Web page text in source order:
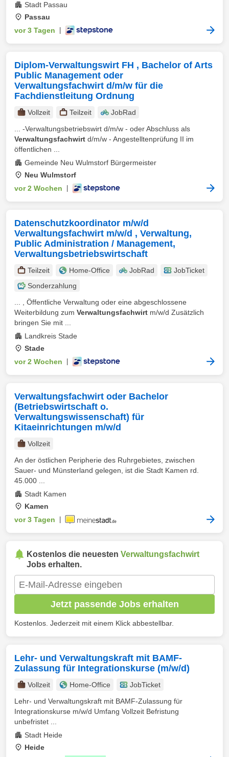
Stadt Passau
Passau
vor 3 Tagen
Diplom-Verwaltungswirt FH , Bachelor of Arts
Public Management oder
Verwaltungsfachwirt d/m/w für die
Fachdienstleitung Ordnung
Vollzeit Teilzeit
JobRad
... -Verwaltungsbetriebswirt d/m/w - oder Abschluss als
Verwaltungsfachwirt d/m/w - Angestelltenprüfung II im
öffentlichen ...
Gemeinde Neu Wulmstorf Bürgermeister
Neu Wulmstorf
vor 2 Wochen
Datenschutzkoordinator m/w/d
Verwaltungsfachwirt m/w/d , Verwaltung,
Public Administration / Management,
Verwaltungsbetriebswirtschaft
Teilzeit Home-Office JobRad
JobTicket
Sonderzahlung
... , Öffentliche Verwaltung oder eine abgeschlossene
Weiterbildung zum Verwaltungsfachwirt m/w/d Zusätzlich
bringen Sie mit ...
Landkreis Stade
Stade
vor 2 Wochen
Verwaltungsfachwirt oder Bachelor
(Betriebswirtschaft o.
Verwaltungswissenschaft) für
Kitaeinrichtungen m/w/d
Vollzeit
An der östlichen Peripherie des Ruhrgebietes, zwischen
Sauer- und Münsterland gelegen, ist die Stadt Kamen rd.
45.000 ...
Stadt Kamen
Kamen
vor 3 Tagen
Kostenlos die neuesten Verwaltungsfachwirt
Jobs erhalten.
Jetzt passende Jobs erhalten
Kostenlos. Jederzeit mit einem Klick abbestellbar.
Lehr- und Verwaltungskraft mit BAMF-
Zulassung für Integrationskurse (m/w/d)
Vollzeit Home-Office
JobTicket
Lehr- und Verwaltungskraft mit BAMF-Zulassung für
Integrationskurse m/w/d Umfang Vollzeit Befristung
unbefristet ...
Stadt Heide
Heide